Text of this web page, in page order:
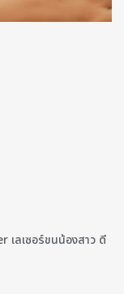
เลเซอร์ขนน้องสาว ดี